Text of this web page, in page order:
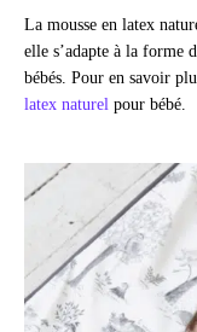
La mousse en latex
elle s’adapte à la forme
bébés. Pour en savoir
latex naturel pour bébé.